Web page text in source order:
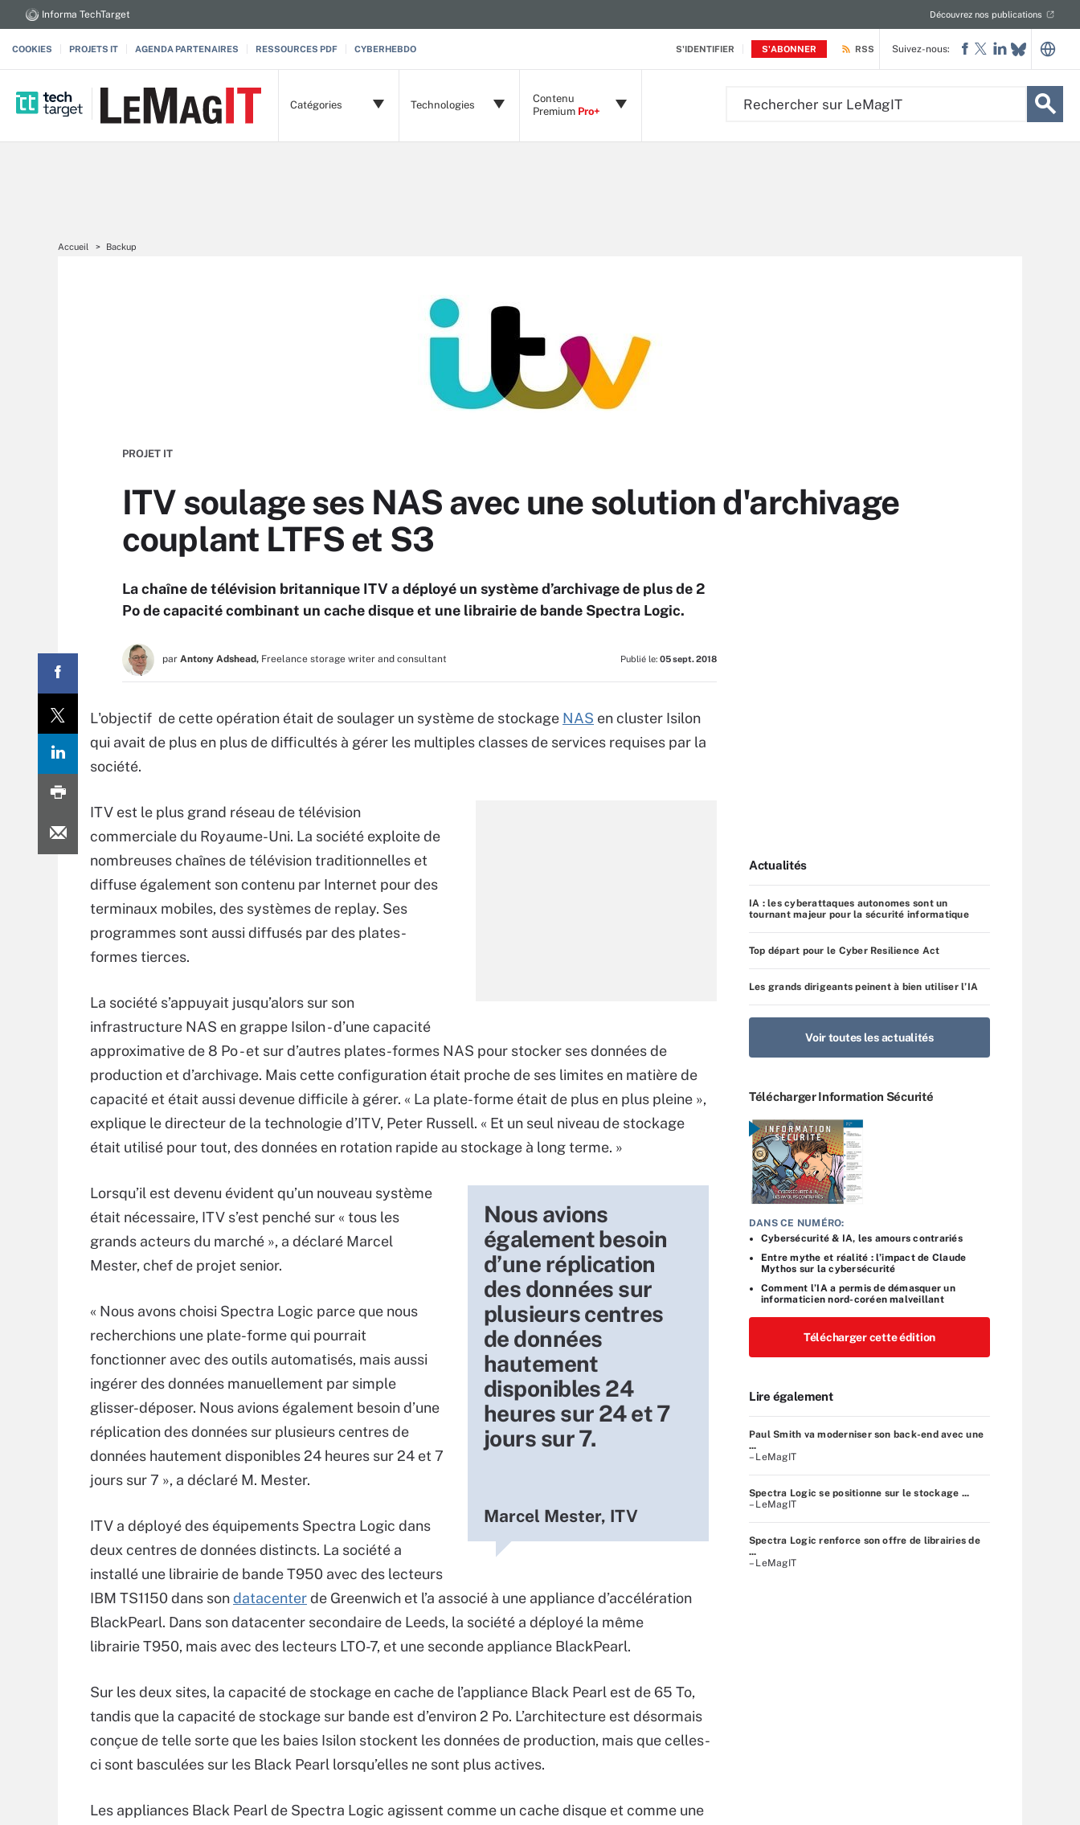
S'IDENTIFIER S'ABONNER
Informa TechTarget Découvrez nos publications
COOKIES PROJETS IT AGENDA PARTENAIRES RESSOURCES PDF CYBERHEBDO RSS
Catégories Technologies
Contenu
Premium Pro+
Suivez-nous:
Accueil Backup
PROJET IT
ITV soulage ses NAS avec une solution d'archivage
couplant LTFS et S3
La chaîne de télévision britannique ITV a déployé un système d’archivage de plus de 2
Po de capacité combinant un cache disque et une librairie de bande Spectra Logic.
par Antony Adshead, Freelance storage writer and consultant Publié le: 05 sept. 2018
L'objectif de cette opération était de soulager un système de stockage NAS en cluster Isilon
qui avait de plus en plus de difficultés à gérer les multiples classes de services requises par la
société.
ITV est le plus grand réseau de télévision
commerciale du Royaume-Uni. La société exploite de
nombreuses chaînes de télévision traditionnelles et
diffuse également son contenu par Internet pour des
terminaux mobiles, des systèmes de replay. Ses
programmes sont aussi diffusés par des plates-
formes tierces.
La société s’appuyait jusqu’alors sur son
infrastructure NAS en grappe Isilon - d’une capacité
approximative de 8 Po - et sur d’autres plates-formes NAS pour stocker ses données de
production et d’archivage. Mais cette configuration était proche de ses limites en matière de
capacité et était aussi devenue difficile à gérer. « La plate-forme était de plus en plus pleine »,
explique le directeur de la technologie d’ITV, Peter Russell. « Et un seul niveau de stockage
était utilisé pour tout, des données en rotation rapide au stockage à long terme. »
Nous avions
également besoin
d’une réplication
des données sur
plusieurs centres
de données
hautement
disponibles 24
heures sur 24 et 7
jours sur 7.
Marcel Mester, ITV
Lorsqu’il est devenu évident qu’un nouveau système
était nécessaire, ITV s’est penché sur « tous les
grands acteurs du marché », a déclaré Marcel
Mester, chef de projet senior.
« Nous avons choisi Spectra Logic parce que nous
recherchions une plate-forme qui pourrait
fonctionner avec des outils automatisés, mais aussi
ingérer des données manuellement par simple
glisser-déposer. Nous avions également besoin d’une
réplication des données sur plusieurs centres de
données hautement disponibles 24 heures sur 24 et 7
jours sur 7 », a déclaré M. Mester.
ITV a déployé des équipements Spectra Logic dans
deux centres de données distincts. La société a
installé une librairie de bande T950 avec des lecteurs
IBM TS1150 dans sondatacenterde Greenwich et l’a associé à une appliance d’accélération
BlackPearl. Dans son datacenter secondaire de Leeds, la société a déployé la même
librairie T950, mais avec des lecteurs LTO-7, et une seconde appliance BlackPearl.
Sur les deux sites, la capacité de stockage en cache de l’appliance Black Pearl est de 65 To,
tandis que la capacité de stockage sur bande est d’environ 2 Po. L’architecture est désormais
conçue de telle sorte que les baies Isilon stockent les données de production, mais que celles-
ci sont basculées sur les Black Pearl lorsqu’elles ne sont plus actives.
Les appliances Black Pearl de Spectra Logic agissent comme un cache disque et comme une
Actualités
IA : les cyberattaques autonomes sont un
tournant majeur pour la sécurité informatique
Top départ pour le Cyber Resilience Act
Les grands dirigeants peinent à bien utiliser l’IA
Voir toutes les actualités
Télécharger Information Sécurité
DANS CE NUMÉRO:
Cybersécurité & IA, les amours contrariés
Entre mythe et réalité : l’impact de Claude
Mythos sur la cybersécurité
Comment l’IA a permis de démasquer un
informaticien nord-coréen malveillant
Télécharger cette édition
Lire également
Paul Smith va moderniser son back-end avec une
...
– LeMagIT
Spectra Logic se positionne sur le stockage ...
– LeMagIT
Spectra Logic renforce son offre de librairies de
...
– LeMagIT